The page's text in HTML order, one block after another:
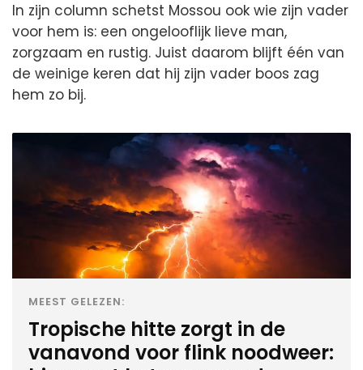
In zijn column schetst Mossou ook wie zijn vader
voor hem is: een ongelooflijk lieve man,
zorgzaam en rustig. Juist daarom blijft één van
de weinige keren dat hij zijn vader boos zag
hem zo bij.
MEEST GELEZEN:
Tropische hitte zorgt in de
vanavond voor flink noodweer: